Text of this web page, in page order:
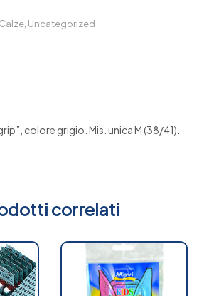
Uncategorized
colore grigio. Mis. unica M (38/41).
correlati